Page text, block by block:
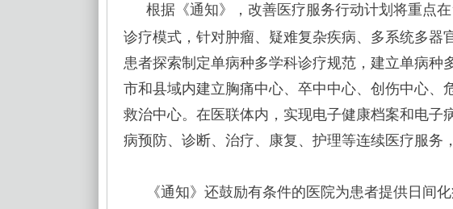
根据《通知》，改善医疗服务行动计划将重点在
诊疗模式，针对肿瘤、疑难复杂疾病、多系统多器
患者探索制定单病种多学科诊疗规范，建立单病种
市和县域内建立胸痛中心、卒中中心、创伤中心、
救治中心。在医联体内，实现电子健康档案和电子
病预防、诊断、治疗、康复、护理等连续医疗服务
《通知》还鼓励有条件的医院为患者提供日间